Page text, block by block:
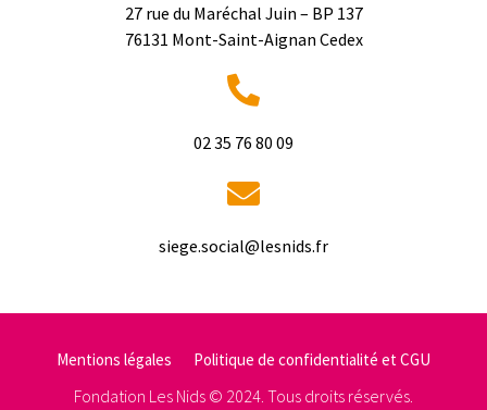
27 rue du Maréchal Juin – BP 137
76131 Mont-Saint-Aignan Cedex
02 35 76 80 09
rf.sdinsel@laicos.egeis
Mentions légales Politique de confidentialité et CGU
Fondation Les Nids © 2024. Tous droits réservés.